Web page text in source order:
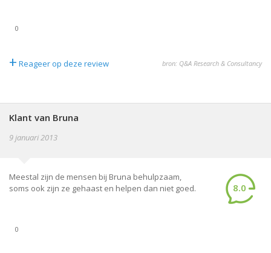
0
+ Reageer op deze review bron: Q&A Research & Consultancy
Klant van Bruna
9 januari 2013
Meestal zijn de mensen bij Bruna behulpzaam,
soms ook zijn ze gehaast en helpen dan niet goed.
8.0
0